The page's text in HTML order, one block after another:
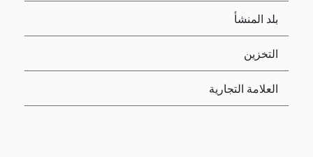
بلد المنشأ
التخزين
العلامة التجارية